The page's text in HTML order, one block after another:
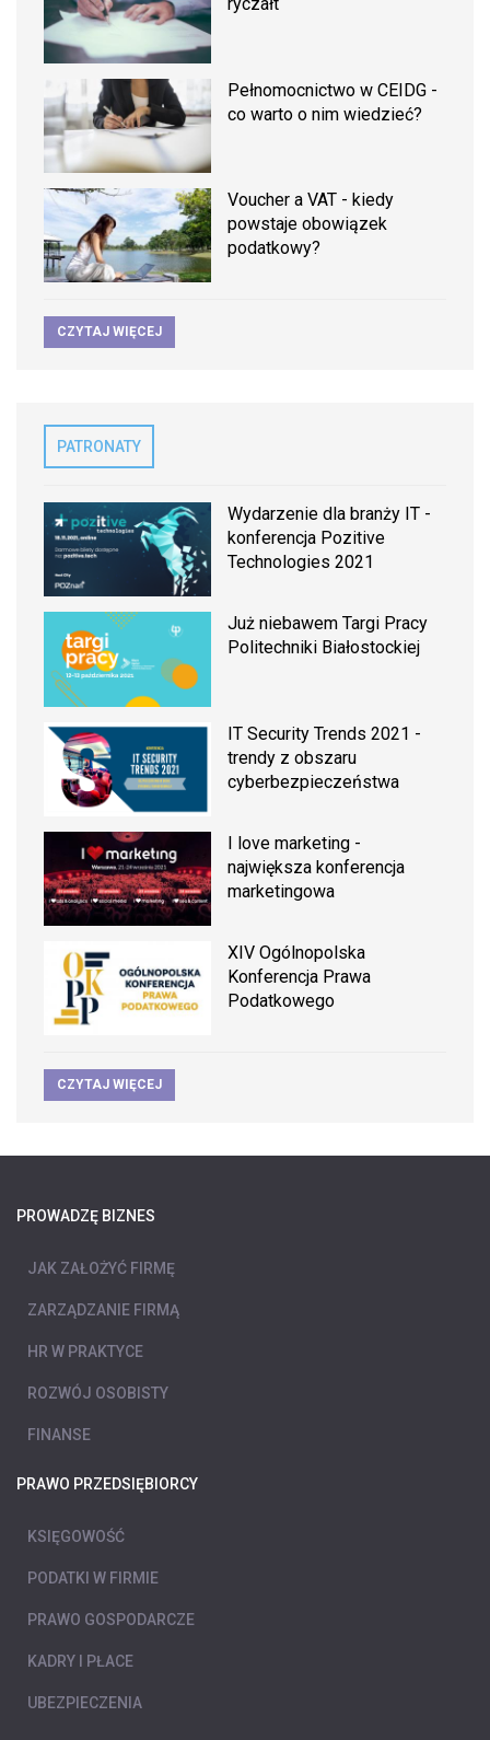
ryczałt
Pełnomocnictwo w CEIDG -
co warto o nim wiedzieć?
Voucher a VAT - kiedy
powstaje obowiązek
podatkowy?
CZYTAJ WIĘCEJ
PATRONATY
Wydarzenie dla branży IT -
konferencja Pozitive
Technologies 2021
Już niebawem Targi Pracy
Politechniki Białostockiej
IT Security Trends 2021 -
trendy z obszaru
cyberbezpieczeństwa
I love marketing -
największa konferencja
marketingowa
XIV Ogólnopolska
Konferencja Prawa
Podatkowego
CZYTAJ WIĘCEJ
PROWADZĘ BIZNES
JAK ZAŁOŻYĆ FIRMĘ
ZARZĄDZANIE FIRMĄ
HR W PRAKTYCE
ROZWÓJ OSOBISTY
FINANSE
PRAWO PRZEDSIĘBIORCY
KSIĘGOWOŚĆ
PODATKI W FIRMIE
PRAWO GOSPODARCZE
KADRY I PŁACE
UBEZPIECZENIA